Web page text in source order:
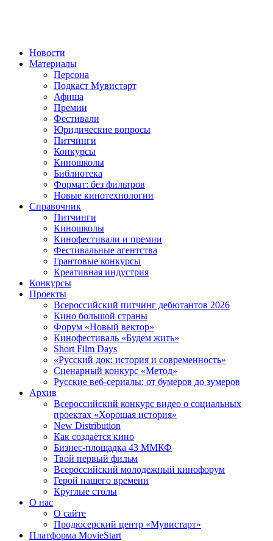
Новости
Материалы
Персона
Подкаст Мувистарт
Афиша
Премии
Фестивали
Юридические вопросы
Питчинги
Конкурсы
Киношколы
Библиотека
Формат: без фильтров
Новые кинотехнологии
Справочник
Питчинги
Киношколы
Кинофестивали и премии
Фестивальные агентства
Грантовые конкурсы
Креативная индустрия
Конкурсы
Проекты
Всероссийский питчинг дебютантов 2026
Кино большой страны
Форум «Новый вектор»
Кинофестиваль «Будем жить»
Short Film Days
«Русский док: история и современность»
Сценарный конкурс «Метод»
Русские веб-сериалы: от бумеров до зумеров
Архив
Всероссийский конкурс видео о социальных
проектах «Хорошая история»
New Distribution
Как создаётся кино
Бизнес-площадка 43 ММКФ
Твой первый фильм
Всероссийский молодежный кинофорум
Герой нашего времени
Круглые столы
О нас
О сайте
Продюсерский центр «Мувистарт»
Платформа MovieStart